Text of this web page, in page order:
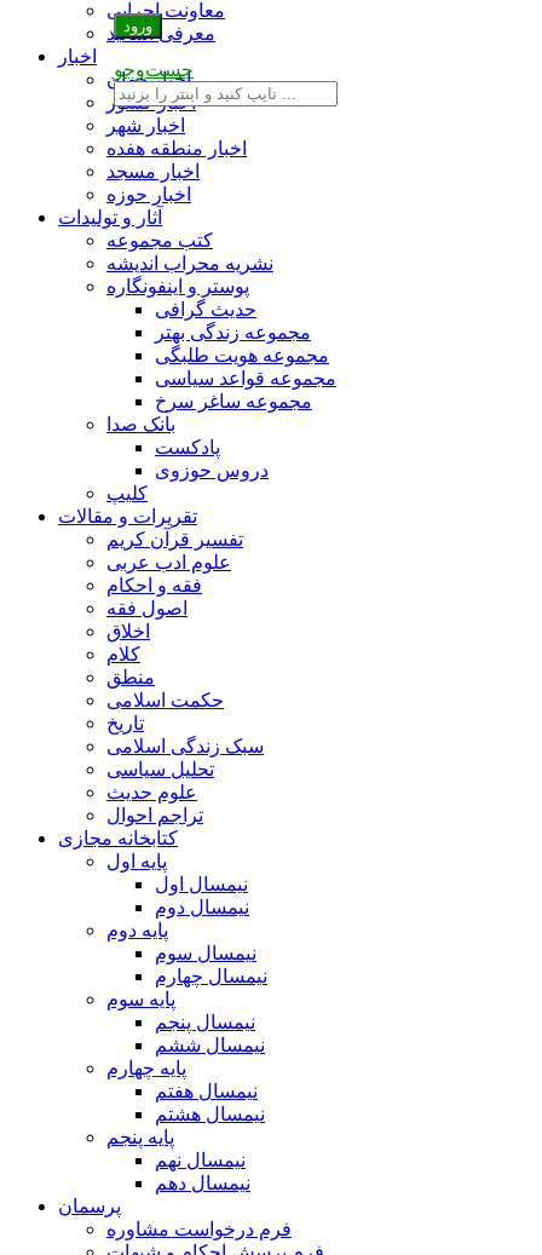
معاونت اجرایی
معرفی اساتید
اخبار
اخبار جهان
اخبار کشور
اخبار شهر
اخبار منطقه هفده
اخبار مسجد
اخبار حوزه
آثار و تولیدات
کتب مجموعه
نشریه محراب اندیشه
پوستر و اینفونگاره
حدیث گرافی
مجموعه زندگی بهتر
مجموعه هویت طلبگی
مجموعه قواعد سیاسی
مجموعه ساغر سرخ
بانک صدا
پادکست
دروس حوزوی
کلیپ
تقریرات و مقالات
تفسیر قرآن کریم
علوم ادب عربی
فقه و احکام
اصول فقه
اخلاق
کلام
منطق
حکمت اسلامی
تاریخ
سبک زندگی اسلامی
تحلیل سیاسی
علوم حدیث
تراجم احوال
کتابخانه مجازی
پایه اول
نیمسال اول
نیمسال دوم
پایه دوم
نیمسال سوم
نیمسال چهارم
پایه سوم
نیمسال پنجم
نیمسال ششم
پایه چهارم
نیمسال هفتم
نیمسال هشتم
پایه پنجم
نیمسال نهم
نیمسال دهم
پرسمان
فرم درخواست مشاوره
جست‌وجو